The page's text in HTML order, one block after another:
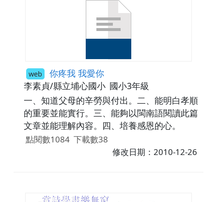
的學習素材，培養探索與熱愛本土語言的興
趣，也能肯定家庭教育的價值，願意建立正向
而良好的人際關係。
web 你疼我 我愛你
李素貞/縣立埔心國小 國小3年級
一、知道父母的辛勞與付出。二、能明白孝順
的重要並能實行。三、能夠以閩南語閱讀此篇
文章並能理解內容。四、培養感恩的心。
點閱數1084 下載數38
修改日期：2010-12-26